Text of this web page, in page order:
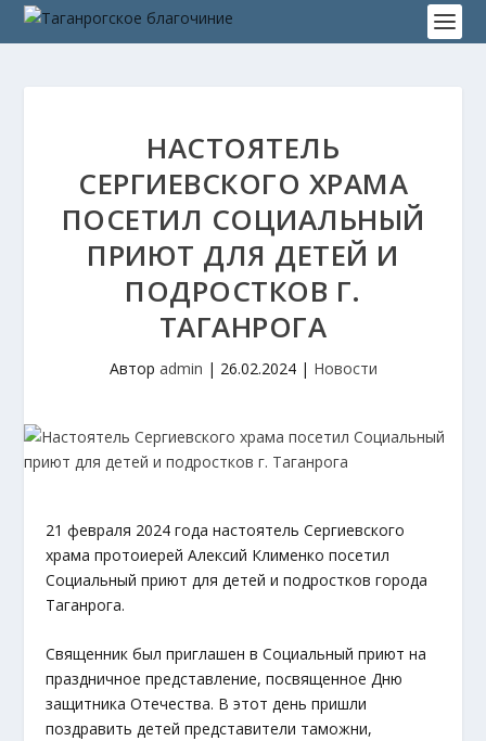
НАСТОЯТЕЛЬ
СЕРГИЕВСКОГО ХРАМА
ПОСЕТИЛ СОЦИАЛЬНЫЙ
ПРИЮТ ДЛЯ ДЕТЕЙ И
ПОДРОСТКОВ Г.
ТАГАНРОГА
Автор admin | 26.02.2024| Новости
21 февраля 2024 года настоятель Сергиевского
храма протоиерей Алексий Клименко посетил
Социальный приют для детей и подростков города
Таганрога.
Священник был приглашен в Социальный приют на
праздничное представление, посвященное Дню
защитника Отечества. В этот день пришли
поздравить детей представители таможни,